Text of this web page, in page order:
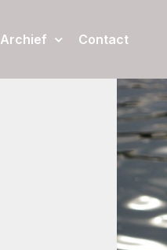
Archief Contact